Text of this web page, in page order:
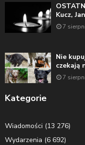
Kucz,
7
Nie
czekają
7
Kategorie
Wiadomości (13 276)
Wydarzenia (6 692)